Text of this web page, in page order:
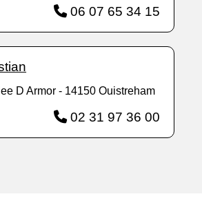
06 07 65 34 15
D Armor - 14150 Ouistreham
02 31 97 36 00